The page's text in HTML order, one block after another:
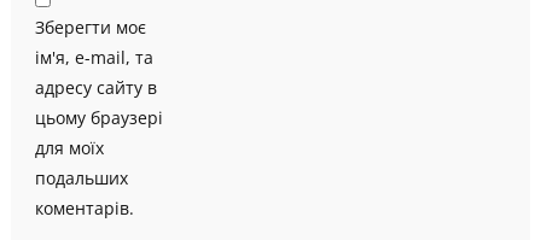
Зберегти моє
ім'я, e-mail, та
адресу сайту в
цьому браузері
для моїх
подальших
коментарів.